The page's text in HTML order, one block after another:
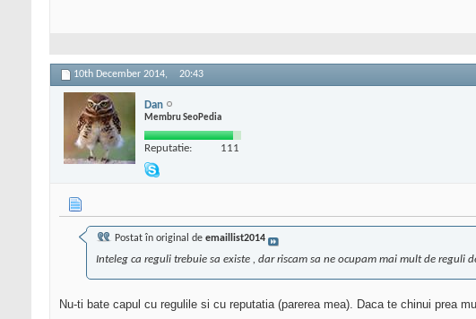
10th December 2014, 20:43
Dan
Membru SeoPedia
Reputatie: 111
Postat în original de emaillist2014
Inteleg ca reguli trebuie sa existe , dar riscam sa ne ocupam mai mult de reguli
Nu-ti bate capul cu regulile si cu reputatia (parerea mea). Daca te chinui prea